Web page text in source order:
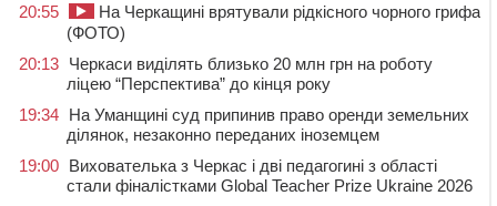
20:55
На Черкащині врятували рідкісного чорного грифа
(ФОТО)
20:13 Черкаси виділять близько 20 млн грн на роботу
ліцею “Перспектива” до кінця року
19:34 На Уманщині суд припинив право оренди земельних
ділянок, незаконно переданих іноземцем
19:00 Вихователька з Черкас і дві педагогині з області
стали фіналістками Global Teacher Prize Ukraine 2026